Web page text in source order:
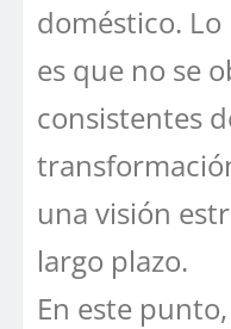
doméstico.
es que no se
consistentes
una visión
largo plazo.
En este